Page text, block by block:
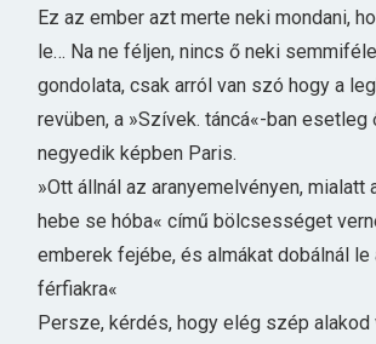
Ez az ember azt merte neki mondani,
le… Na ne féljen, nincs ő neki
gondolata, csak arról van szó hogy a
revüben, a »Szívek. táncá«-ban esetleg
negyedik képben Paris.
»Ott állnál az aranyemelvényen, mialatt
hebe se hóba« című bölcsességet
emberek fejébe, és almákat dobálnál
férfiakra«
Persze, kérdés, hogy elég szép alakod